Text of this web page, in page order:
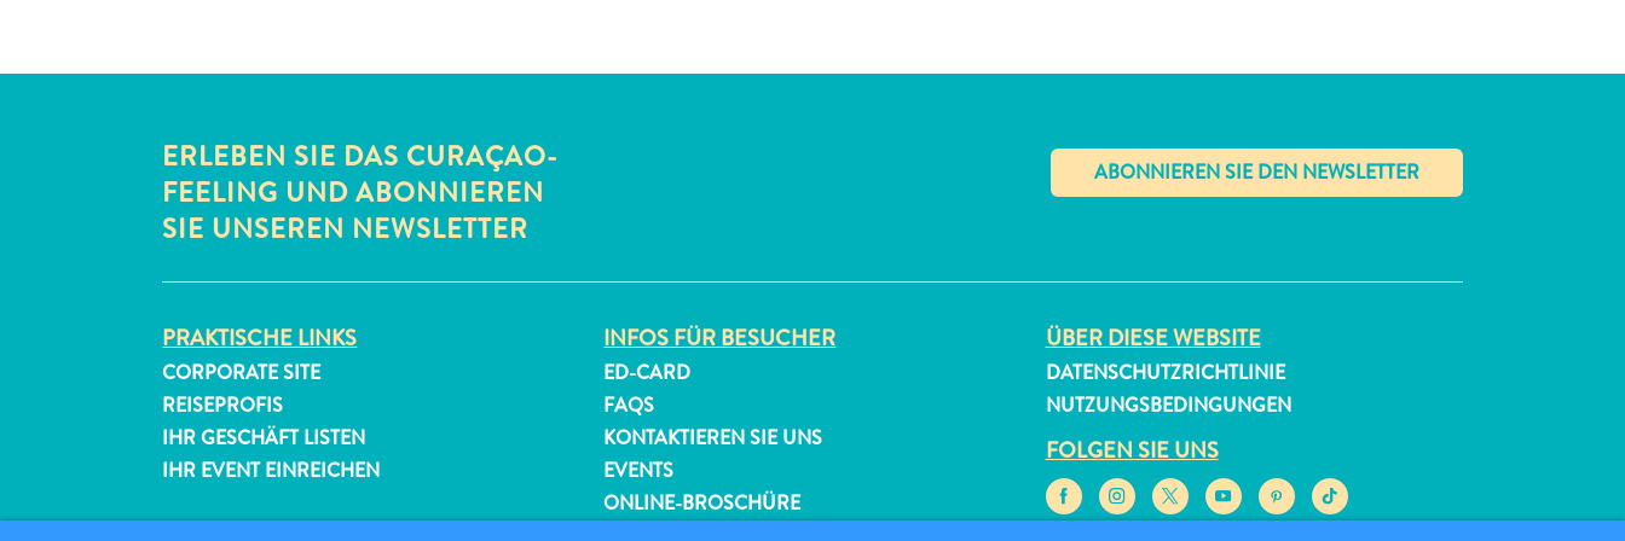
ERLEBEN SIE DAS CURAÇAO-
FEELING UND ABONNIEREN
SIE UNSEREN NEWSLETTER
✕
PRAKTISCHE LINKS
CORPORATE SITE
REISEPROFIS
IHR GESCHÄFT LISTEN
IHR EVENT EINREICHEN
INFOS FÜR BESUCHER
ED-CARD
FAQS
KONTAKTIEREN SIE UNS
EVENTS
ONLINE-BROSCHÜRE
ÜBER DIESE WEBSITE
DATENSCHUTZRICHTLINIE
NUTZUNGSBEDINGUNGEN
FOLGEN SIE UNS